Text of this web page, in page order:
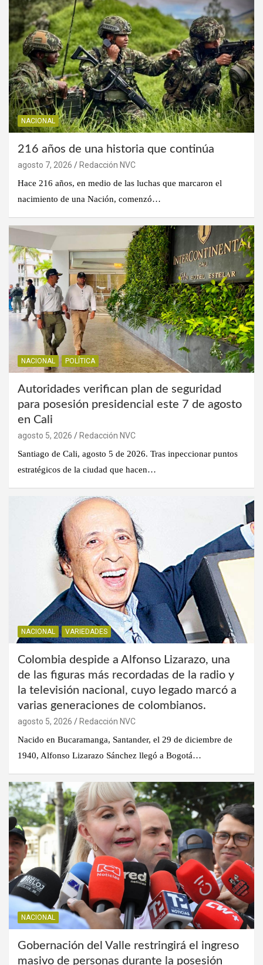
NACIONAL
216 años de una historia que continúa
agosto 7, 2026
Redacción NVC
Hace 216 años, en medio de las luchas que marcaron el
nacimiento de una Nación, comenzó…
NACIONAL POLÍTICA
Autoridades verifican plan de seguridad
para posesión presidencial este 7 de agosto
en Cali
agosto 5, 2026
Redacción NVC
Santiago de Cali, agosto 5 de 2026. Tras inpeccionar puntos
estratégicos de la ciudad que hacen…
NACIONAL VARIEDADES
Colombia despide a Alfonso Lizarazo, una
de las figuras más recordadas de la radio y
la televisión nacional, cuyo legado marcó a
varias generaciones de colombianos.
agosto 5, 2026
Redacción NVC
Nacido en Bucaramanga, Santander, el 29 de diciembre de
1940, Alfonso Lizarazo Sánchez llegó a Bogotá…
NACIONAL
Gobernación del Valle restringirá el ingreso
masivo de personas durante la posesión